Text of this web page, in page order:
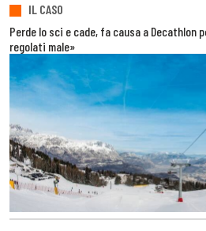
IL CASO
Perde lo sci e cade, fa causa a Decathlon
regolati male»